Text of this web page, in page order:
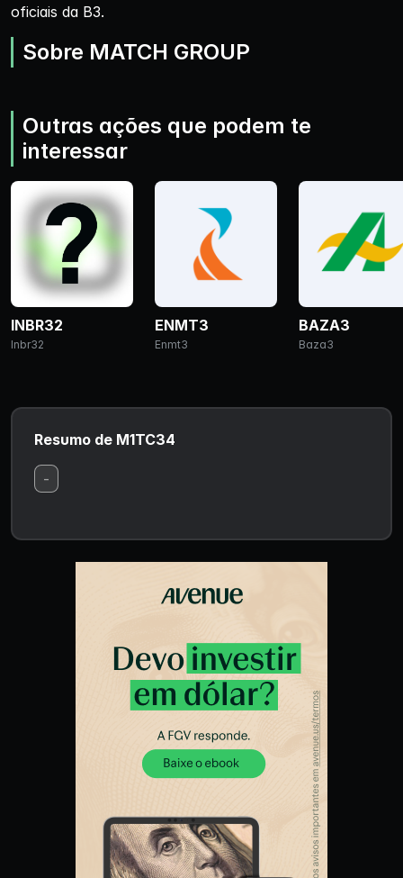
oficiais da B3.
Sobre MATCH GROUP
Outras ações que podem te
interessar
INBR32
Inbr32
ENMT3
Enmt3
BAZA3
Baza3
Resumo de M1TC34
-